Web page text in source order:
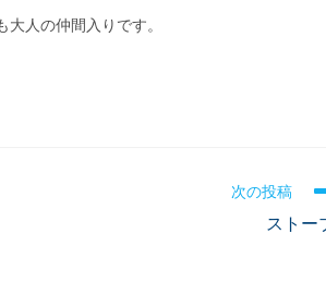
人の仲間入りです。
次の投稿
ストー